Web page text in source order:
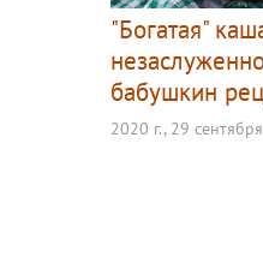
"Богатая"
бабушкин
2020 г., 29 сентября